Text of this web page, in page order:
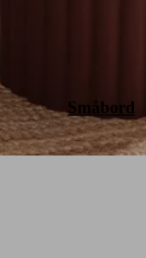
Småbord